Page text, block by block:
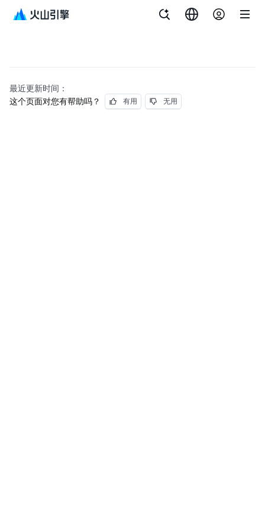
最近更新时间：
这个页面对您有帮助吗？
有用 无用